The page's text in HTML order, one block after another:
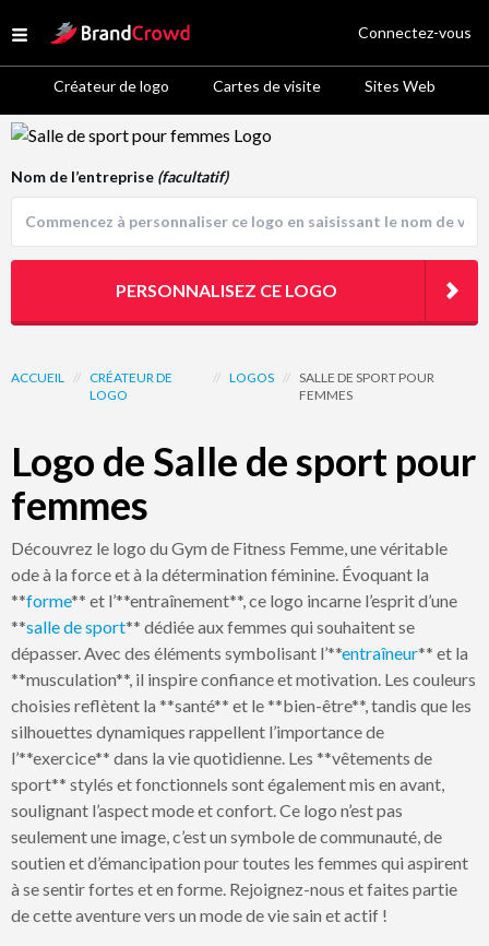
Open menu
Site Logo
Créateur de logo Cartes de visite Sites Web
Connectez-vous
Logo Template Preview
ACCUEIL // CRÉATEUR DE
LOGO
// LOGOS // SALLE DE SPORT POUR
FEMMES
Logo de Salle de sport pour
femmes
Découvrez le logo du Gym de Fitness Femme, une véritable
ode à la force et à la détermination féminine. Évoquant la
**forme** et l’**entraînement**, ce logo incarne l’esprit d’une
**salle de sport** dédiée aux femmes qui souhaitent se
dépasser. Avec des éléments symbolisant l’**entraîneur** et la
**musculation**, il inspire confiance et motivation. Les couleurs
choisies reflètent la **santé** et le **bien-être**, tandis que les
silhouettes dynamiques rappellent l’importance de
l’**exercice** dans la vie quotidienne. Les **vêtements de
sport** stylés et fonctionnels sont également mis en avant,
soulignant l’aspect mode et confort. Ce logo n’est pas
seulement une image, c’est un symbole de communauté, de
soutien et d’émancipation pour toutes les femmes qui aspirent
à se sentir fortes et en forme. Rejoignez-nous et faites partie
de cette aventure vers un mode de vie sain et actif !
Nom de l’entreprise (facultatif)
PERSONNALISEZ CE LOGO